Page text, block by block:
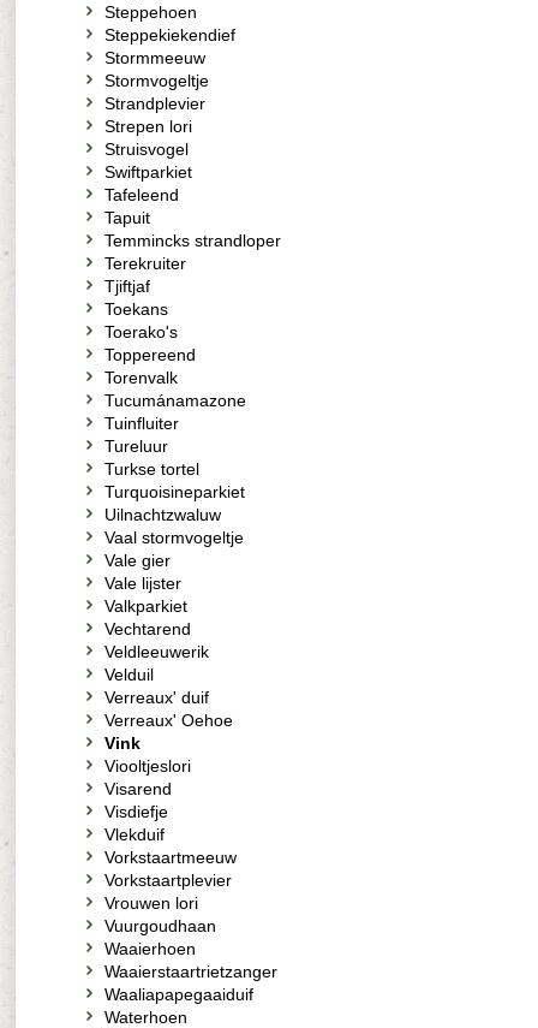
Steppehoen
Steppekiekendief
Stormmeeuw
Stormvogeltje
Strandplevier
Strepen lori
Struisvogel
Swiftparkiet
Tafeleend
Tapuit
Temmincks strandloper
Terekruiter
Tjiftjaf
Toekans
Toerako's
Toppereend
Torenvalk
Tucumánamazone
Tuinfluiter
Tureluur
Turkse tortel
Turquoisineparkiet
Uilnachtzwaluw
Vaal stormvogeltje
Vale gier
Vale lijster
Valkparkiet
Vechtarend
Veldleeuwerik
Velduil
Verreaux' duif
Verreaux' Oehoe
Vink
Viooltjeslori
Visarend
Visdiefje
Vlekduif
Vorkstaartmeeuw
Vorkstaartplevier
Vrouwen lori
Vuurgoudhaan
Waaierhoen
Waaierstaartrietzanger
Waaliapapegaaiduif
Waterhoen